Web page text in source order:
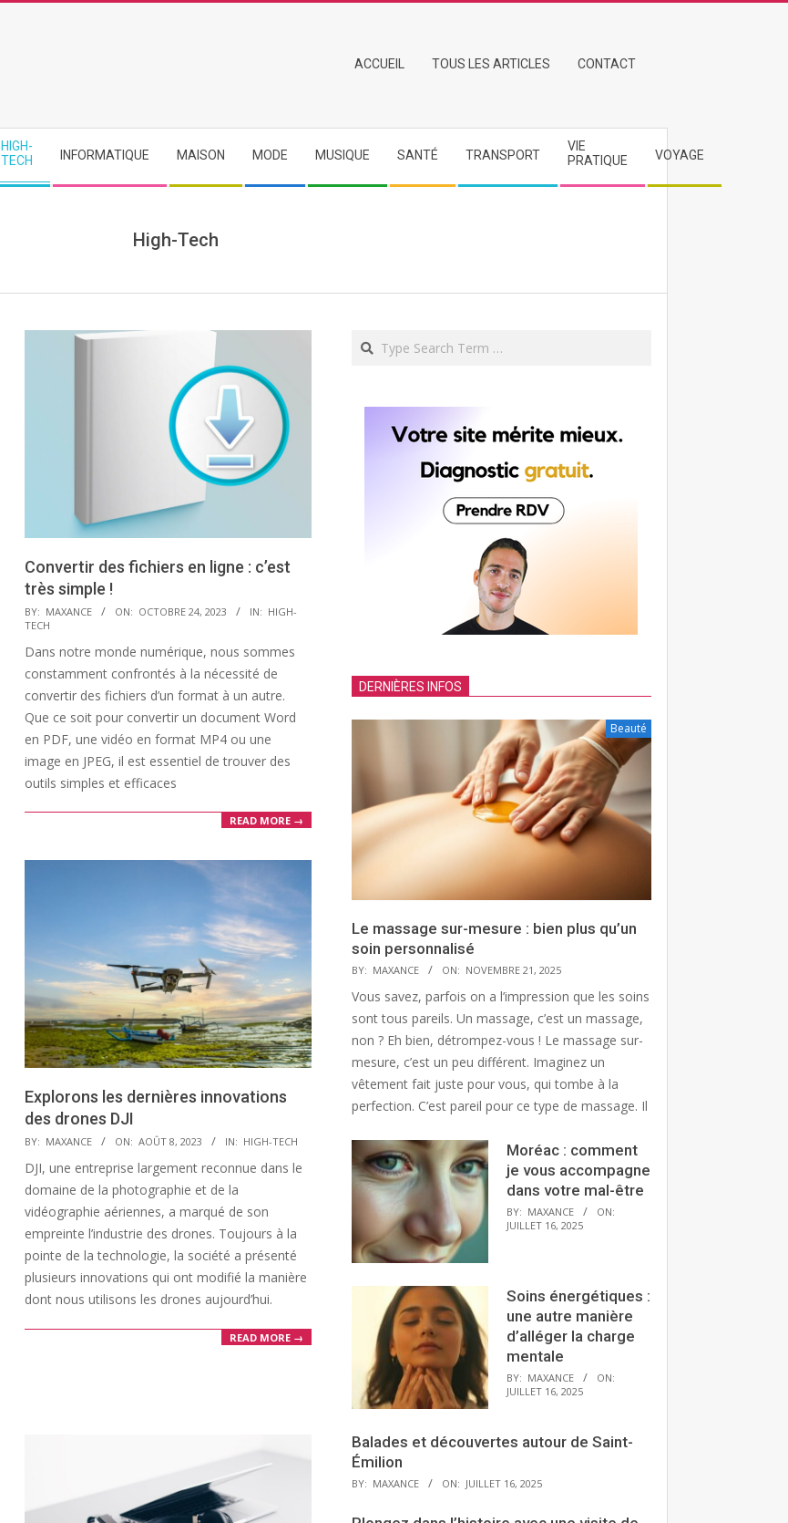
ACCUEIL TOUS LES ARTICLES CONTACT
HIGH-
TECH
INFORMATIQUE MAISON MODE MUSIQUE SANTÉ TRANSPORT
VIE
PRATIQUE
VOYAGE
High-Tech
Convertir des fichiers en ligne : c’est
très simple !
2023-
10-
24
BY: MAXANCE ON: OCTOBRE 24, 2023 IN: HIGH-
TECH
Dans notre monde numérique, nous sommes
constamment confrontés à la nécessité de
convertir des fichiers d’un format à un autre.
Que ce soit pour convertir un document Word
en PDF, une vidéo en format MP4 ou une
image en JPEG, il est essentiel de trouver des
outils simples et efficaces
READ MORE →
Explorons les dernières innovations
des drones DJI
2023-
08-
08
BY: MAXANCE ON: AOÛT 8, 2023 IN: HIGH-TECH
DJI, une entreprise largement reconnue dans le
domaine de la photographie et de la
vidéographie aériennes, a marqué de son
empreinte l’industrie des drones. Toujours à la
pointe de la technologie, la société a présenté
plusieurs innovations qui ont modifié la manière
dont nous utilisons les drones aujourd’hui.
READ MORE →
Search
DERNIÈRES INFOS
Beauté
Le massage sur-mesure : bien plus qu’un
soin personnalisé
BY: MAXANCE ON: NOVEMBRE 21, 2025
Vous savez, parfois on a l’impression que les soins
sont tous pareils. Un massage, c’est un massage,
non ? Eh bien, détrompez-vous ! Le massage sur-
mesure, c’est un peu différent. Imaginez un
vêtement fait juste pour vous, qui tombe à la
perfection. C’est pareil pour ce type de massage. Il
Moréac : comment
je vous accompagne
dans votre mal-être
BY: MAXANCE
ON:
JUILLET 16, 2025
Soins énergétiques :
une autre manière
d’alléger la charge
mentale
BY: MAXANCE
ON:
JUILLET 16, 2025
Balades et découvertes autour de Saint-
Émilion
BY: MAXANCE ON: JUILLET 16, 2025